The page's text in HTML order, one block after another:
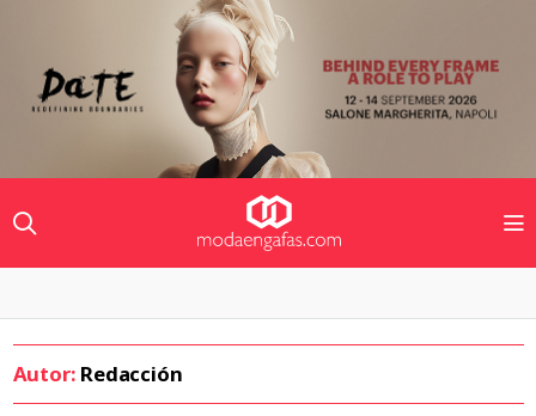
Autor: Redacción